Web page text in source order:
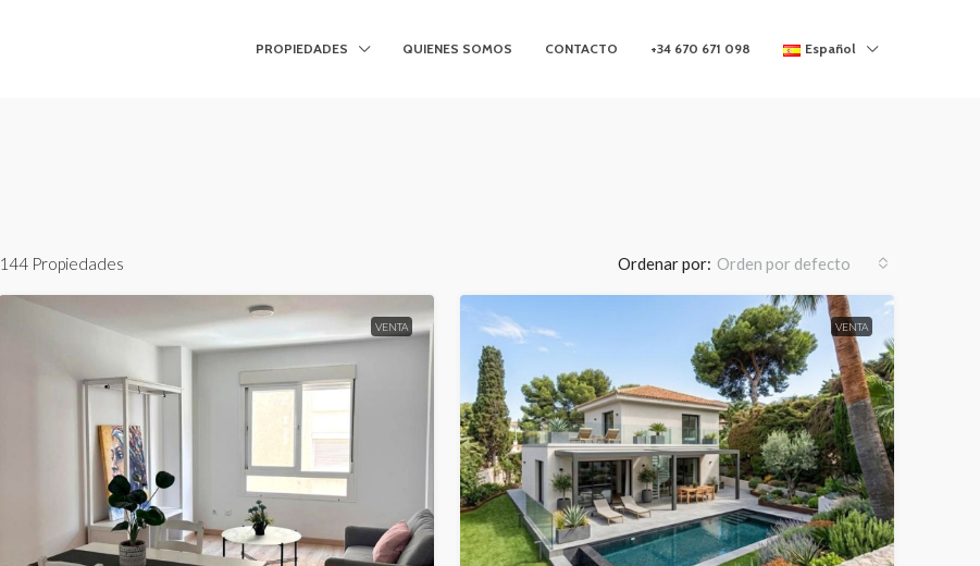
PROPIEDADES QUIENES SOMOS CONTACTO +34 670 671 098 Español
144 Propiedades Ordenar por: Orden por defecto
VENTA VENTA